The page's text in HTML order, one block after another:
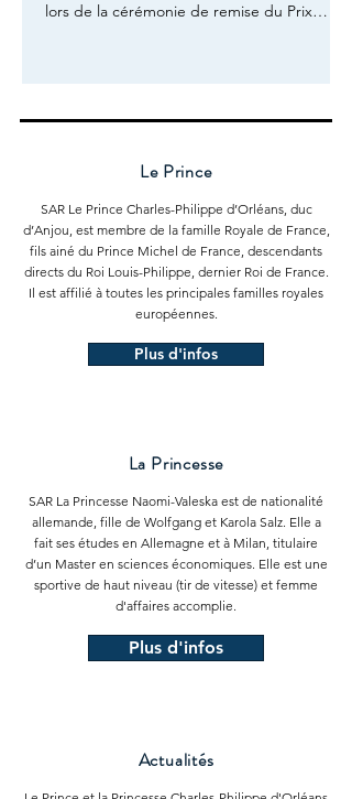
lors de la cérémonie de remise du Prix
------------------------------------------------
des Archives nationales, Monseigneur,
Chers membr
Le Prince
SAR Le Prince Charles-Philippe d’Orléans, duc
d’Anjou, est membre de la famille Royale de France,
fils ainé du Prince Michel de France, descendants
directs du Roi Louis-Philippe, dernier Roi de France.
Il est affilié à toutes les principales familles royales
européennes.
Plus d'infos
La Princesse
SAR La Princesse Naomi-Valeska est de nationalité
allemande, fille de Wolfgang et Karola Salz. Elle a
fait ses études en Allemagne et à Milan, titulaire
d’un Master en sciences économiques. Elle est une
sportive de haut niveau (tir de vitesse) et femme
d'affaires accomplie.
Plus d'infos
Actualités